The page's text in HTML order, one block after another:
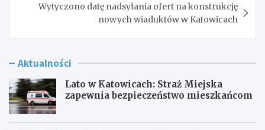
Wytyczono datę nadsyłania ofert na konstrukcję
nowych wiaduktów w Katowicach
Aktualności
Lato w Katowicach: Straż Miejska
zapewnia bezpieczeństwo mieszkańcom